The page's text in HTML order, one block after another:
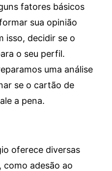
fatores básicos
sua opinião
isso, decidir se o
o seu perfil.
uma análise
se o cartão de
a pena.
oferece diversas
como adesão ao